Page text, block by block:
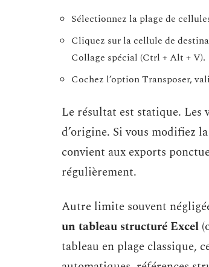
Sélectionnez la plage de
Cliquez sur la cellule de
Collage spécial (Ctrl + Alt + V).
Cochez l’option Transposer,
Le résultat est statique. Les
d’origine. Si vous modifiez
convient aux exports
régulièrement.
Autre limite souvent
un tableau structuré Excel
tableau en plage classique,